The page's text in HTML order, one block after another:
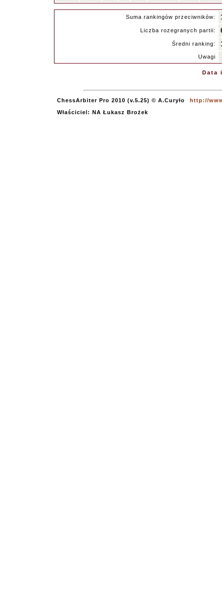
Suma rankingów przeciwników:
Liczba rozegranych partii:
Średni ranking:
Uwagi
Data
ChessArbiter Pro 2010 (v.5.25) © A.Curyło
http://
Właściciel: NA Łukasz Brożek